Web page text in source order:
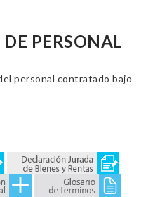
PERSONAL
personal contratado bajo